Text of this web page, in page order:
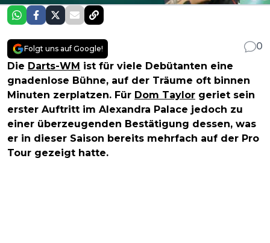
Folgt uns auf Google!
0
Die Darts-WM ist für viele Debütanten eine
gnadenlose Bühne, auf der Träume oft binnen
Minuten zerplatzen. Für Dom Taylor geriet sein
erster Auftritt im Alexandra Palace jedoch zu
einer überzeugenden Bestätigung dessen, was
er in dieser Saison bereits mehrfach auf der Pro
Tour gezeigt hatte.